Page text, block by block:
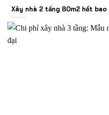
Xây nhà 2 tầng 80m2 hết bao